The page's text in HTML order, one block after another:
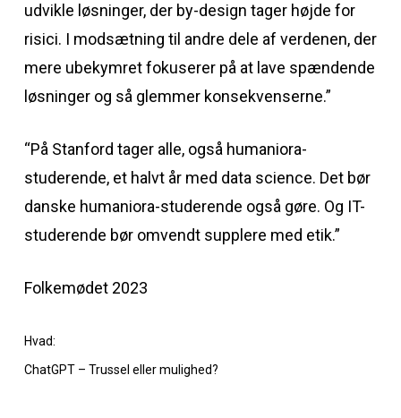
udvikle løsninger, der by-design tager højde for
risici. I modsætning til andre dele af verdenen, der
mere ubekymret fokuserer på at lave spændende
løsninger og så glemmer konsekvenserne.”
“På Stanford tager alle, også humaniora-
studerende, et halvt år med data science. Det bør
danske humaniora-studerende også gøre. Og IT-
studerende bør omvendt supplere med etik.”
Folkemødet 2023
Hvad:
ChatGPT – Trussel eller mulighed?